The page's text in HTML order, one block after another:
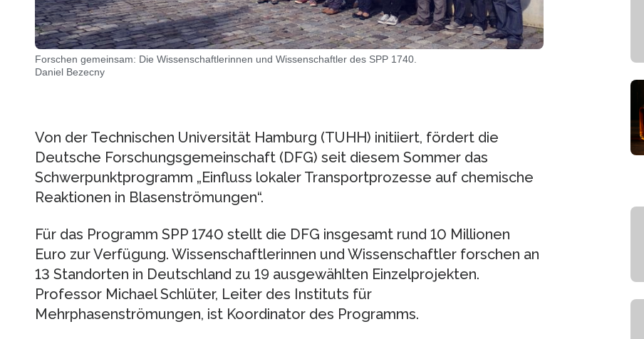
Forschen gemeinsam: Die Wissenschaftlerinnen und Wissenschaftler des SPP 1740.
Daniel Bezecny
Von der Technischen Universität Hamburg (TUHH) initiiert, fördert die
Deutsche Forschungsgemeinschaft (DFG) seit diesem Sommer das
Schwerpunktprogramm „Einfluss lokaler Transportprozesse auf chemische
Reaktionen in Blasenströmungen“.
Für das Programm SPP 1740 stellt die DFG insgesamt rund 10 Millionen
Euro zur Verfügung. Wissenschaftlerinnen und Wissenschaftler forschen an
13 Standorten in Deutschland zu 19 ausgewählten Einzelprojekten.
Professor Michael Schlüter, Leiter des Instituts für
Mehrphasenströmungen, ist Koordinator des Programms.